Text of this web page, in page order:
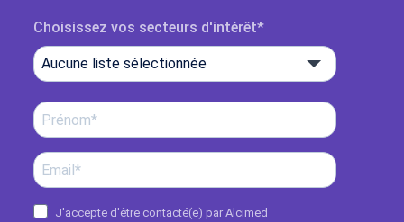
Choisissez vos secteurs d'intérêt
Aucune liste sélectionnée
J'accepte d'être contacté(e) par Alcimed